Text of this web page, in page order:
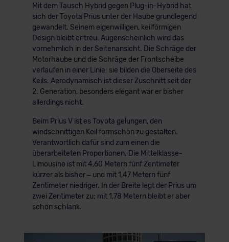
Mit dem Tausch Hybrid gegen Plug-in-Hybrid hat
sich der Toyota Prius unter der Haube grundlegend
gewandelt. Seinem eigenwilligen, keilförmigen
Design bleibt er treu. Augenscheinlich wird das
vornehmlich in der Seitenansicht. Die Schräge der
Motorhaube und die Schräge der Frontscheibe
verlaufen in einer Linie: sie bilden die Oberseite des
Keils. Aerodynamisch ist dieser Zuschnitt seit der
2. Generation, besonders elegant war er bisher
allerdings nicht.
Beim Prius V ist es Toyota gelungen, den
windschnittigen Keil formschön zu gestalten.
Verantwortlich dafür sind zum einen die
überarbeiteten Proportionen. Die Mittelklasse-
Limousine ist mit 4,60 Metern fünf Zentimeter
kürzer als bisher – und mit 1,47 Metern fünf
Zentimeter niedriger. In der Breite legt der Prius um
zwei Zentimeter zu; mit 1,78 Metern bleibt er aber
schön schlank.